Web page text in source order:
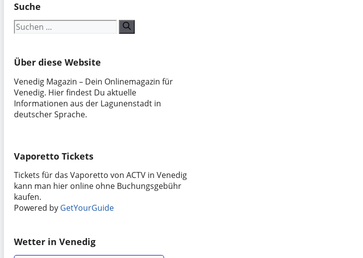
Suche
Suchen
nach:
Über diese Website
Venedig Magazin – Dein Onlinemagazin für
Venedig. Hier findest Du aktuelle
Informationen aus der Lagunenstadt in
deutscher Sprache.
Vaporetto Tickets
Tickets für das Vaporetto von ACTV in Venedig
kann man hier online ohne Buchungsgebühr
kaufen.
Powered by GetYourGuide
Wetter in Venedig